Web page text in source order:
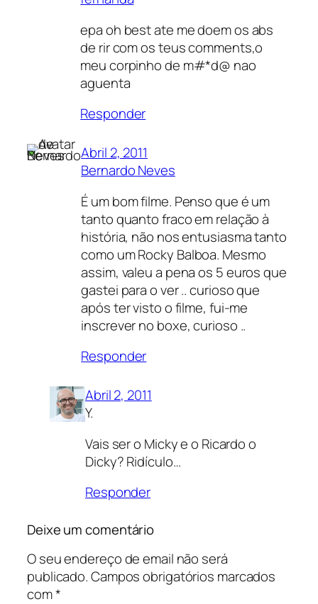
epa oh best ate me doem os abs
de rir com os teus comments,o
meu corpinho de m#*d@ nao
aguenta
Responder
Abril 2, 2011
Bernardo Neves
É um bom filme. Penso que é um
tanto quanto fraco em relação à
história, não nos entusiasma tanto
como um Rocky Balboa. Mesmo
assim, valeu a pena os 5 euros que
gastei para o ver .. curioso que
após ter visto o filme, fui-me
inscrever no boxe, curioso ..
Responder
Abril 2, 2011
Y.
Vais ser o Micky e o Ricardo o
Dicky? Ridículo…
Responder
Deixe um comentário
O seu endereço de email não será
publicado.Campos obrigatórios marcados
com*